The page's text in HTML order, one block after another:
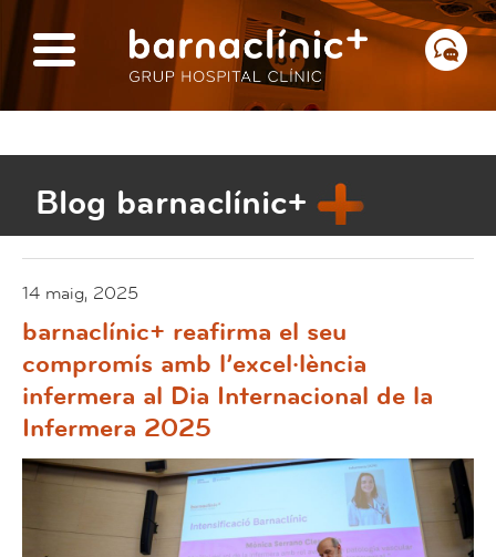
Blog barnaclínic+
14 maig, 2025
barnaclínic+ reafirma el seu
compromís amb l’excel·lència
infermera al Dia Internacional de la
Infermera 2025